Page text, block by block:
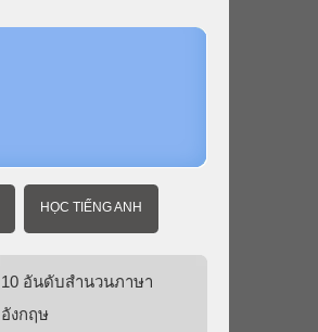
HỌC TIẾNG ANH
10 อันดับสำนวนภาษา
อังกฤษ